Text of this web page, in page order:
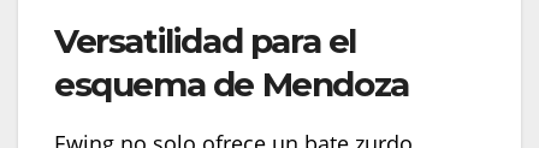
Versatilidad para el
esquema de Mendoza